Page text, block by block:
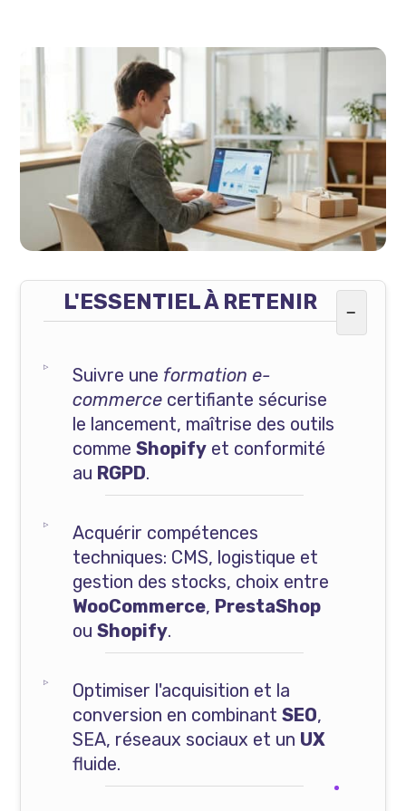
L'ESSENTIEL À RETENIR −
Suivre une formation e-
commerce certifiante sécurise
le lancement, maîtrise des outils
commeShopify et conformité
au RGPD.
Acquérir compétences
techniques: CMS, logistique et
gestion des stocks, choix entre
WooCommerce, PrestaShop
ouShopify.
Optimiser l'acquisition et la
conversion en combinantSEO,
SEA, réseaux sociaux et un UX
fluide.